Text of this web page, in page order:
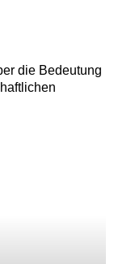
die Bedeutung